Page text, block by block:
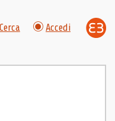
Cerca Accedi